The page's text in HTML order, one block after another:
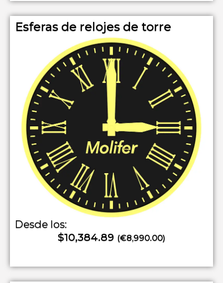
Esferas de relojes de torre
Desde los:
$10,384.89 (€8,990.00)